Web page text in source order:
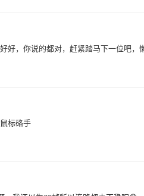
好，你说的都对，赶紧踏马下一位吧，
标硌手